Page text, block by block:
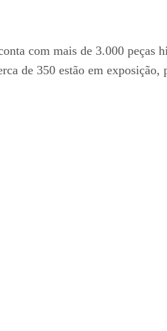
com mais de 3.000 peças
de 350 estão em exposição,